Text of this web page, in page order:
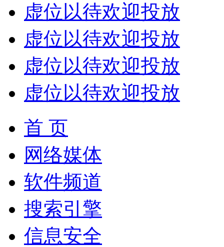
虚位以待欢迎投放
虚位以待欢迎投放
虚位以待欢迎投放
虚位以待欢迎投放
首 页
网络媒体
软件频道
搜索引擎
信息安全